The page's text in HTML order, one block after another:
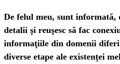
De felul meu, sunt informată,
detalii şi reuşesc să fac
informaţiile din domenii
diverse etape ale existenţei